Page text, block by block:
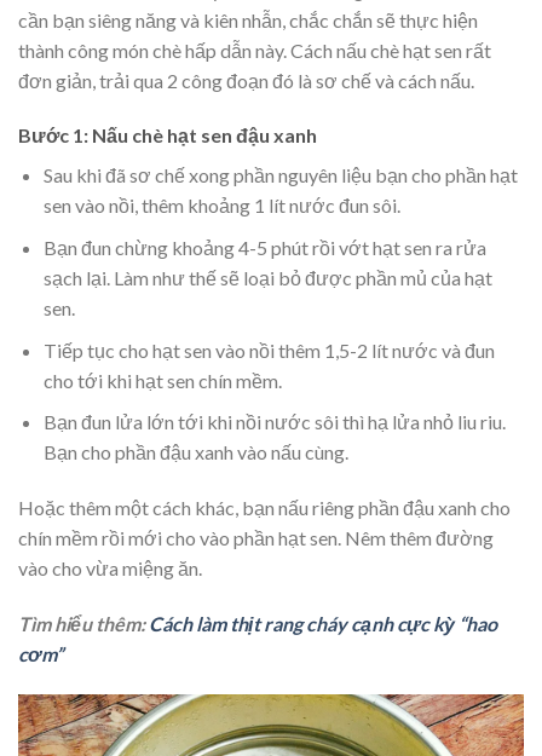
cần bạn siêng năng và kiên nhẫn, chắc chắn sẽ thực hiện
thành công món chè hấp dẫn này. Cách nấu chè hạt sen rất
đơn giản, trải qua 2 công đoạn đó là sơ chế và cách nấu.
Bước 1: Nấu chè hạt sen đậu xanh
Sau khi đã sơ chế xong phần nguyên liệu bạn cho phần hạt
sen vào nồi, thêm khoảng 1 lít nước đun sôi.
Bạn đun chừng khoảng 4-5 phút rồi vớt hạt sen ra rửa
sạch lại. Làm như thế sẽ loại bỏ được phần mủ của hạt
sen.
Tiếp tục cho hạt sen vào nồi thêm 1,5-2 lít nước và đun
cho tới khi hạt sen chín mềm.
Bạn đun lửa lớn tới khi nồi nước sôi thì hạ lửa nhỏ liu riu.
Bạn cho phần đậu xanh vào nấu cùng.
Hoặc thêm một cách khác, bạn nấu riêng phần đậu xanh cho
chín mềm rồi mới cho vào phần hạt sen. Nêm thêm đường
vào cho vừa miệng ăn.
Tìm hiểu thêm:Cách làm thịt rang cháy cạnh cực kỳ “hao
cơm”